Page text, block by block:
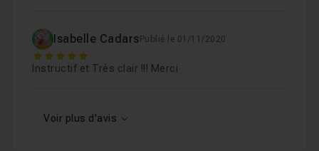
Isabelle Cadars Publié le 01/11/2020
5
Instructif et Très clair !!! Merci
Voir plus d'avis